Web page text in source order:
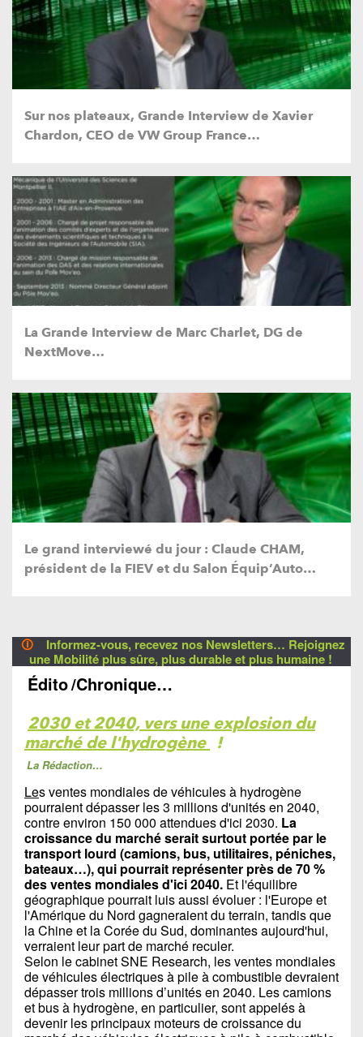
Sur nos plateaux, Grande Interview de Xavier
Chardon, CEO de VW Group France…
La Grande Interview de Marc Charlet, DG de
NextMove…
Le grand interviewé du jour : Claude CHAM,
président de la FIEV et du Salon Équip’Auto…
🛈
Informez-vous, recevez nos Newsletters… Rejoignez
une Mobilité plus sûre, plus durable et plus humaine !
Édito/Chronique…
2030 et 2040, vers une explosion du
marché de l'hydrogène !
La Rédaction…
Les ventes mondiales de véhicules à hydrogène
pourraient dépasser les 3 millions d'unités en 2040,
contre environ 150 000 attendues d'ici 2030. La
croissance du marché serait surtout portée par le
transport lourd (camions, bus, utilitaires, péniches,
bateaux…), qui pourrait représenter près de 70 %
des ventes mondiales d'ici 2040. Et l'équilibre
géographique pourrait luis aussi évoluer : l'Europe et
l'Amérique du Nord gagneraient du terrain, tandis que
la Chine et la Corée du Sud, dominantes aujourd'hui,
verraient leur part de marché reculer.
Selon le cabinet SNE Research, les ventes mondiales
de véhicules électriques à pile à combustible devraient
dépasser trois millions d’unités en 2040. Les camions
et bus à hydrogène, en particulier, sont appelés à
devenir les principaux moteurs de croissance du